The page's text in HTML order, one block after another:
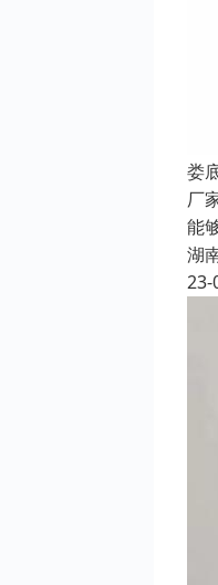
娄
厂
能
湖
23-